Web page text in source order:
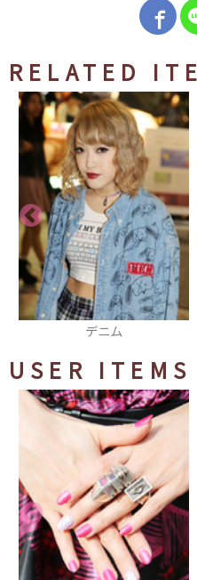
RELATED
USER ITEMS